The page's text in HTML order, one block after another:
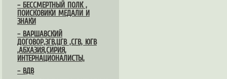
– БЕССМЕРТНЫЙ ПОЛК ,
ПОИСКОВИКИ МЕДАЛИ И
ЗНАКИ
– ВАРШАВСКИЙ
ДОГОВОР,ЗГВ,ЦГВ ,СГВ, ЮГВ
,АБХАЗИЯ,СИРИЯ,
ИНТЕРНАЦИОНАЛИСТЫ,
– ВДВ